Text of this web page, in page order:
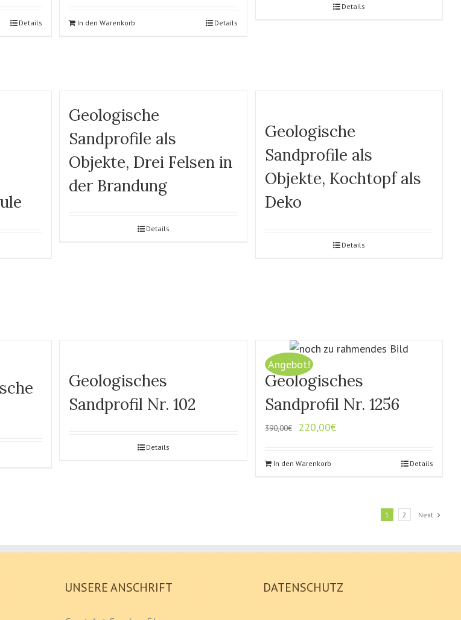
Details In den Warenkorb Details
Details
Geologische
Sandprofile als
Objekte, Drei Felsen in
der Brandung
Details
Geologische
Sandprofile als
Objekte, Kochtopf als
Deko
Details
Geologisches
Sandprofil Nr. 102
Details
Angebot!
Geologisches
Sandprofil Nr. 1256
390,00€ 220,00€
In den Warenkorb Details
1 2 Next
UNSERE ANSCHRIFT DATENSCHUTZ